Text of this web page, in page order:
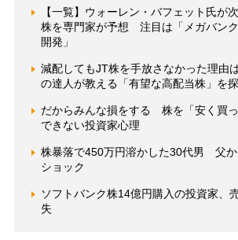
【一覧】ウォーレン・バフェット氏が
株を専門家が予想 注目は「メガバン
開発」
減配してもJT株を手放さなかった理
の達人が教える「有望な高配当株」を
だからみんな損をする 株を「安く買
できない投資家心理
株暴落で450万円溶かした30代男 父
ショック
ソフトバンク株14億円購入の投資家、
失